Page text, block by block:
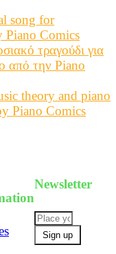
song for
Piano Comics
τραγούδι για
από την Piano
theory and piano
Piano Comics
Newsletter